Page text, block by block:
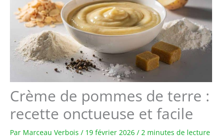
Crème de pommes de terre :
recette onctueuse et facile
Par Marceau Verbois / 19 février 2026 / 2 minutes de lecture